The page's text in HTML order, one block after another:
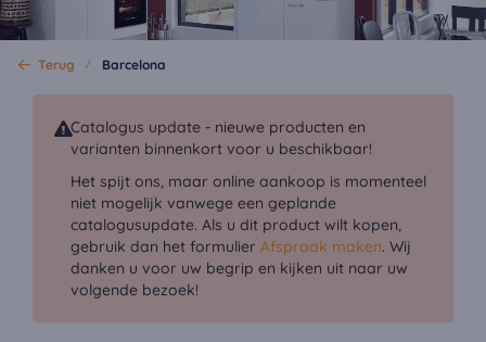
Terug Barcelona
Catalogus update - nieuwe producten en
varianten binnenkort voor u beschikbaar!
Het spijt ons, maar online aankoop is momenteel
niet mogelijk vanwege een geplande
catalogusupdate. Als u dit product wilt kopen,
gebruik dan het formulier Afspraak maken. Wij
danken u voor uw begrip en kijken uit naar uw
volgende bezoek!